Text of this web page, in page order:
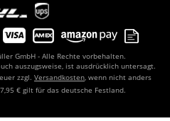
GmbH - Alle Rechte vorbehalten.
auszugsweise, ist ausdrücklich untersagt.
zzgl. Versandkosten, wenn nicht anders
€ gilt für das deutsche Festland.